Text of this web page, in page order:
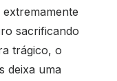
extremamente
sacrificando
trágico, o
deixa uma